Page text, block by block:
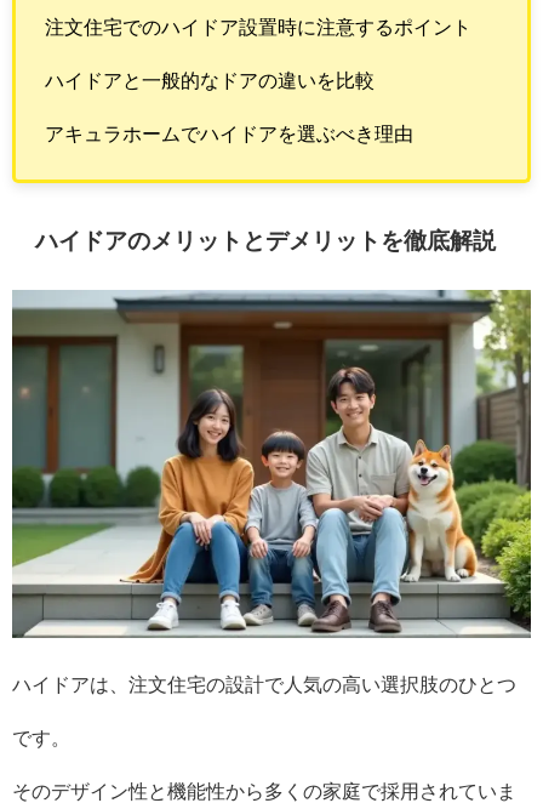
注文住宅でのハイドア設置時に注意するポイント
ハイドアと一般的なドアの違いを比較
アキュラホームでハイドアを選ぶべき理由
ハイドアのメリットとデメリットを徹底解説
ハイドアは、注文住宅の設計で人気の高い選択肢のひとつ
です。
そのデザイン性と機能性から多くの家庭で採用されていま